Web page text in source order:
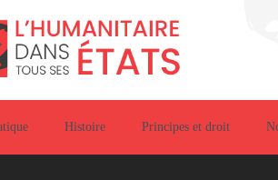
Histoire Principes et droit